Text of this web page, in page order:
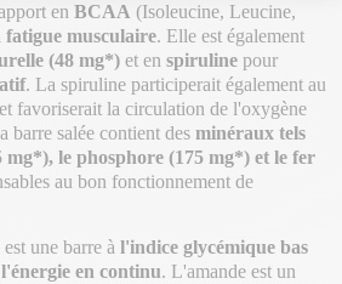
en BCAA (Isoleucine, Leucine,
musculaire. Elle est également
(48 mg*) et en spiruline pour
. La spiruline participerait également au
favoriserait la circulation de l'oxygène
barre salée contient des minéraux tels
mg*), le phosphore (175 mg*) et le fer
au bon fonctionnement de
est une barre à l'indice glycémique bas
l'énergie en continu. L'amande est un